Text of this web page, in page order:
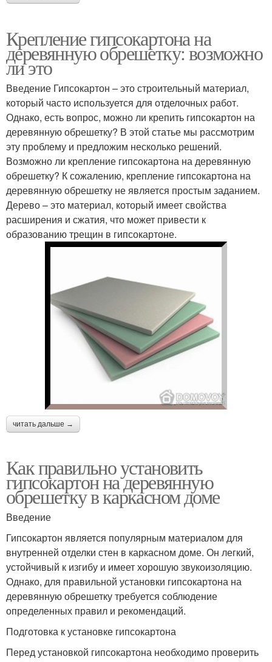
Крепление гипсокартона на
деревянную обрешетку: возможно
ли это
Введение Гипсокартон – это строительный материал,
который часто используется для отделочных работ.
Однако, есть вопрос, можно ли крепить гипсокартон на
деревянную обрешетку? В этой статье мы рассмотрим
эту проблему и предложим несколько решений.
Возможно ли крепление гипсокартона на деревянную
обрешетку? К сожалению, крепление гипсокартона на
деревянную обрешетку не является простым заданием.
Дерево – это материал, который имеет свойства
расширения и сжатия, что может привести к
образованию трещин в гипсокартоне.
читать дальше →
Как правильно установить
гипсокартон на деревянную
обрешетку в каркасном доме
Введение
Гипсокартон является популярным материалом для
внутренней отделки стен в каркасном доме. Он легкий,
устойчивый к изгибу и имеет хорошую звукоизоляцию.
Однако, для правильной установки гипсокартона на
деревянную обрешетку требуется соблюдение
определенных правил и рекомендаций.
Подготовка к установке гипсокартона
Перед установкой гипсокартона необходимо проверить